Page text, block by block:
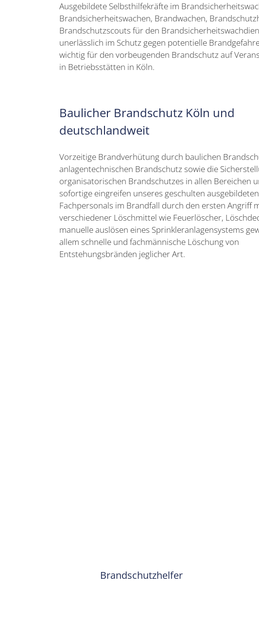
Ausgebildete Selbsthilfekräfte im
Brandsicherheitswachen, Brandwachen,
Brandschutzscouts für den
unerlässlich im Schutz gegen potentielle
wichtig für den vorbeugenden Brandschutz auf
in Betriebsstätten in Köln.
Baulicher Brandschutz Köln und
deutschlandweit
Vorzeitige Brandverhütung durch baulichen
anlagentechnischen Brandschutz sowie die
organisatorischen Brandschutzes in allen Bereichen
sofortige eingreifen unseres geschulten
Fachpersonals im Brandfall durch den ersten Angriff
verschiedener Löschmittel wie Feuerlöscher,
manuelle auslösen eines Sprinkleranlagensystems
allem schnelle und fachmännische Löschung von
Entstehungsbränden jeglicher Art.
Brandschutzhelfer